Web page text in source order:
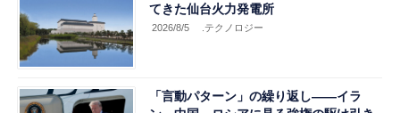
てきた仙台火力発電所
2026/8/5 .テクノロジー
「言動パターン」の繰り返し――イラ